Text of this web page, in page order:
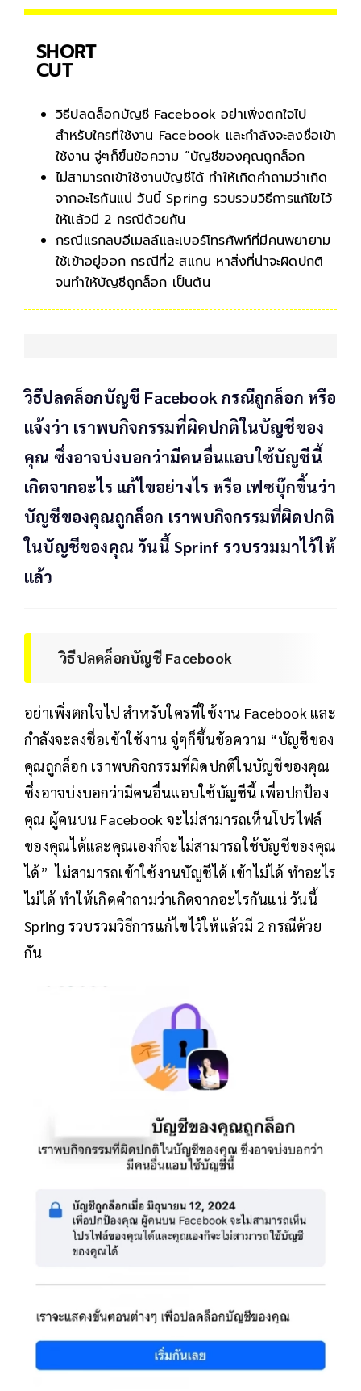
SHORT
CUT
วิธีปลดล็อกบัญชี Facebook อย่าเพิ่งตกใจไป
สำหรับใครที่ใช้งาน Facebook และกำลังจะลงชื่อเข้า
ใช้งาน จู่ๆก็ขึ้นข้อความ “บัญชีของคุณถูกล็อก
ไม่สามารถเข้าใช้งานบัญชีได้ ทำให้เกิดคำถามว่าเกิด
จากอะไรกันแน่ วันนี้ Spring รวบรวมวิธีการแก้ไขไว้
ให้แล้วมี 2 กรณีด้วยกัน
กรณีแรกลบอีเมลล์และเบอร์โทรศัพท์ที่มีคนพยายาม
ใช้เข้าอยู่ออก กรณีที่2 สแกน หาสิ่งที่น่าจะผิดปกติ
จนทำให้บัญชีถูกล็อก เป็นต้น
วิธีปลดล็อกบัญชี Facebook กรณีถูกล็อก หรือ
แจ้งว่า เราพบกิจกรรมที่ผิดปกติในบัญชีของ
คุณ ซึ่งอาจบ่งบอกว่ามีคนอื่นแอบใช้บัญชีนี้
เกิดจากอะไร แก้ไขอย่างไร หรือ เฟซบุ๊กขึ้นว่า
บัญชีของคุณถูกล็อก เราพบกิจกรรมที่ผิดปกติ
ในบัญชีของคุณ วันนี้ Sprinf รวบรวมมาไว้ให้
แล้ว
วิธีปลดล็อกบัญชี Facebook
อย่าเพิ่งตกใจไป สำหรับใครที่ใช้งาน Facebook และ
กำลังจะลงชื่อเข้าใช้งาน จู่ๆก็ขึ้นข้อความ “บัญชีของ
คุณถูกล็อก เราพบกิจกรรมที่ผิดปกติในบัญชีของคุณ
ซึ่งอาจบ่งบอกว่ามีคนอื่นแอบใช้บัญชีนี้ เพื่อปกป้อง
คุณ ผู้คนบน Facebook จะไม่สามารถเห็นโปรไฟล์
ของคุณได้และคุณเองก็จะไม่สามารถใช้บัญชีของคุณ
ได้” ไม่สามารถเข้าใช้งานบัญชีได้ เข้าไม่ได้ ทำอะไร
ไม่ได้ ทำให้เกิดคำถามว่าเกิดจากอะไรกันแน่ วันนี้
Spring รวบรวมวิธีการแก้ไขไว้ให้แล้วมี 2 กรณีด้วย
กัน